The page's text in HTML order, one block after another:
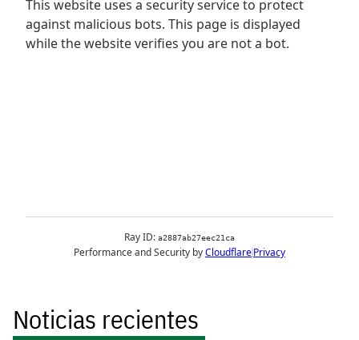
Noticias recientes